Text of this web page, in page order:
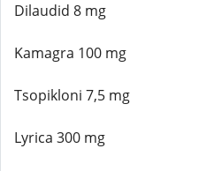
Dilaudid 8 mg
Kamagra 100 mg
Tsopikloni 7,5 mg
Lyrica 300 mg